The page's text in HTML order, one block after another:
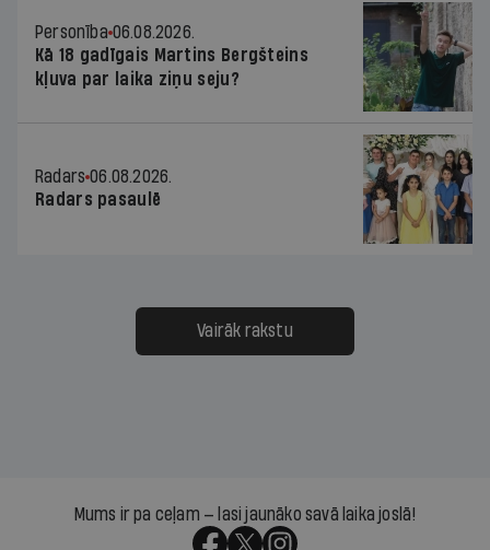
Personība 06.08.2026.
Kā 18 gadīgais Martins Bergšteins
kļuva par laika ziņu seju?
Radars 06.08.2026.
Radars pasaulē
Vairāk rakstu
Mums ir pa ceļam — lasi jaunāko savā laika joslā!